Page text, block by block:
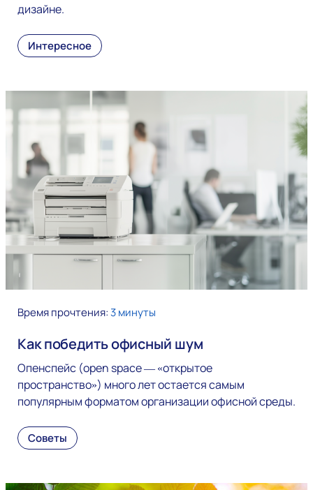
дизайне.
Интересное
Время прочтения: 3 минуты
Как победить офисный шум
Опенспейс (open space — «открытое
пространство») много лет остается самым
популярным форматом организации офисной среды.
Советы